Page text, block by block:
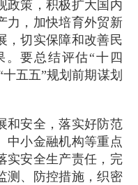
政策，积极扩大国内
力，加快培育外贸新
，切实保障和改善民
要总结评估“十四
五五”规划前期谋划
安全，落实好防范
中小金融机构等重点
实安全生产责任，完
测、防控措施，织密